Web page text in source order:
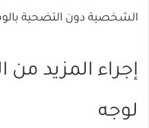
الشخصية دون التضحية
إجراء المزيد
لوجه